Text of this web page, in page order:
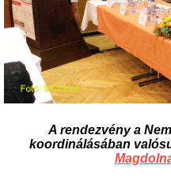
A rendezvény a
koordinálásában